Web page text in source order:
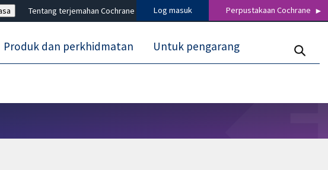
Tentang terjemahan Cochrane Log masuk Perpustakaan Cochrane
Produk dan perkhidmatan Untuk pengarang